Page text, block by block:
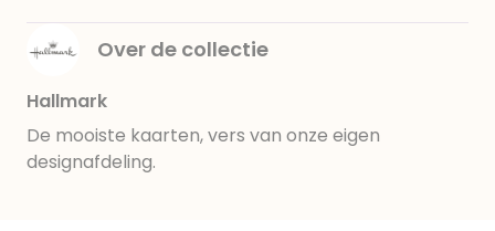
Over de collectie
Hallmark
De mooiste kaarten, vers van onze eigen
designafdeling.